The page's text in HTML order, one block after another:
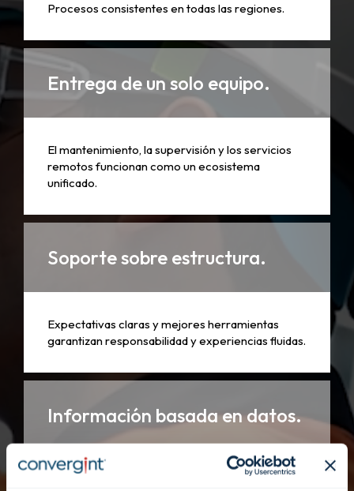
Procesos consistentes en todas las regiones.
Entrega de un solo equipo.
El mantenimiento, la supervisión y los servicios
remotos funcionan como un ecosistema
unificado.
Soporte sobre estructura.
Expectativas claras y mejores herramientas
garantizan responsabilidad y experiencias fluidas.
Información basada en datos.